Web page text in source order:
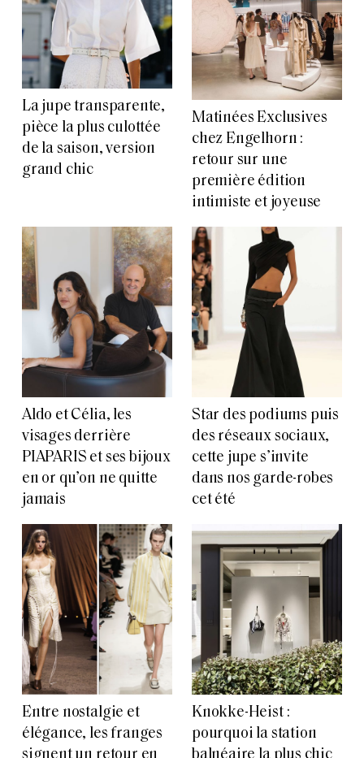
La jupe transparente,
pièce la plus culottée
de la saison, version
grand chic
Matinées Exclusives
chez Engelhorn :
retour sur une
première édition
intimiste et joyeuse
Aldo et Célia, les
visages derrière
PIAPARIS et ses bijoux
en or qu’on ne quitte
jamais
Star des podiums puis
des réseaux sociaux,
cette jupe s’invite
dans nos garde-robes
cet été
Entre nostalgie et
élégance, les franges
Knokke-Heist :
pourquoi la station